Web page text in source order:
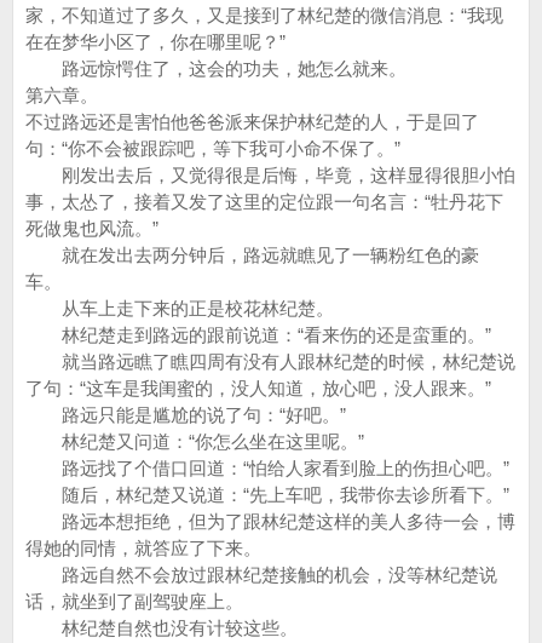
家，不知道过了多久，又是接到了林纪楚的微信消息：“我现
在在梦华小区了，你在哪里呢？”
路远惊愕住了，这会的功夫，她怎么就来。
第六章。
不过路远还是害怕他爸爸派来保护林纪楚的人，于是回了
句：“你不会被跟踪吧，等下我可小命不保了。”
刚发出去后，又觉得很是后悔，毕竟，这样显得很胆小怕
事，太怂了，接着又发了这里的定位跟一句名言：“牡丹花下
死做鬼也风流。”
就在发出去两分钟后，路远就瞧见了一辆粉红色的豪
车。
从车上走下来的正是校花林纪楚。
林纪楚走到路远的跟前说道：“看来伤的还是蛮重的。”
就当路远瞧了瞧四周有没有人跟林纪楚的时候，林纪楚说
了句：“这车是我闺蜜的，没人知道，放心吧，没人跟来。”
路远只能是尴尬的说了句：“好吧。”
林纪楚又问道：“你怎么坐在这里呢。”
路远找了个借口回道：“怕给人家看到脸上的伤担心吧。”
随后，林纪楚又说道：“先上车吧，我带你去诊所看下。”
路远本想拒绝，但为了跟林纪楚这样的美人多待一会，博
得她的同情，就答应了下来。
路远自然不会放过跟林纪楚接触的机会，没等林纪楚说
话，就坐到了副驾驶座上。
林纪楚自然也没有计较这些。